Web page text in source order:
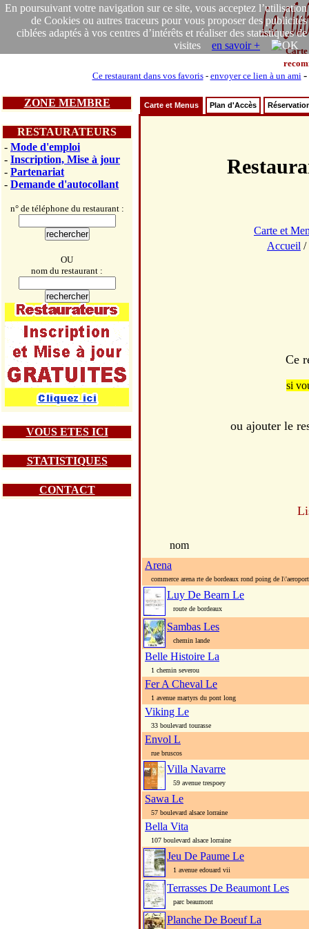
En poursuivant votre navigation sur ce site, vous acceptez l’utilisation
de Cookies ou autres traceurs pour vous proposer des publicités
ciblées adaptés à vos centres d’intérêts et réaliser des statistiques de
visites en savoir +
Carte
Ce restaurant dans vos favoris- envoyer ce lien à un ami -
ZONE MEMBRE
RESTAURATEURS
- Mode d'emploi
- Inscription, Mise à jour
- Partenariat
- Demande d'autocollant
n° de téléphone du restaurant :
OU
nom du restaurant :
VOUS ETES ICI
STATISTIQUES
CONTACT
Carte et Menus Plan d'Accès
Carte et
Accueil /
Ce
si
ou ajouter le
nom
Arena
commerce arena rte de bordeaux rond poing de
Luy De Bearn Le
route de bordeaux
Sambas Les
chemin lande
Belle Histoire La
1 chemin severou
Fer A Cheval Le
1 avenue martyrs du pont long
Viking Le
33 boulevard tourasse
Envol L
rue bruscos
Villa Navarre
59 avenue trespoey
Sawa Le
57 boulevard alsace lorraine
Bella Vita
107 boulevard alsace lorraine
Jeu De Paume Le
1 avenue edouard vii
Terrasses De Beaumont Les
parc beaumont
Planche De Boeuf La